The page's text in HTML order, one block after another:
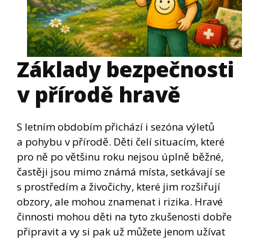
Základy bezpečnosti
v přírodě hravě
S letním obdobím přichází i sezóna výletů
a pohybu v přírodě. Děti čelí situacím, které
pro ně po většinu roku nejsou úplně běžné,
častěji jsou mimo známá místa, setkávají se
s prostředím a živočichy, které jim rozšiřují
obzory, ale mohou znamenat i rizika. Hravé
činnosti mohou děti na tyto zkušenosti dobře
připravit a vy si pak už můžete jenom užívat